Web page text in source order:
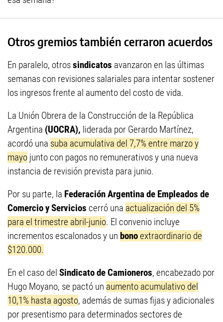
Otros gremios también cerraron acuerdos
En paralelo, otrossindicatos avanzaron en las últimas
semanas con revisiones salariales para intentar sostener
los ingresos frente al aumento del costo de vida.
La Unión Obrera de la Construcción de la República
Argentina (UOCRA), liderada por Gerardo Martínez,
acordó una suba acumulativa del 7,7% entre marzo y
mayo junto con pagos no remunerativos y una nueva
instancia de revisión prevista para junio.
Por su parte, la Federación Argentina de Empleados de
Comercio y Servicios cerró una actualización del 5%
para el trimestre abril-junio. El convenio incluye
incrementos escalonados y un bonoextraordinario de
$120.000.
En el caso del Sindicato de Camioneros, encabezado por
Hugo Moyano, se pactó un aumento acumulativo del
10,1% hasta agosto, además de sumas fijas y adicionales
por presentismo para determinados sectores de